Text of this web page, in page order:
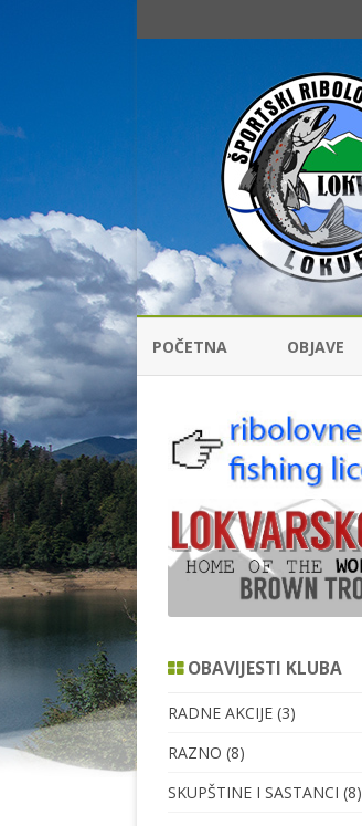
POČETNA OBJAVE
OBAVIJESTI KLUBA
RADNE AKCIJE (3)
RAZNO (8)
SKUPŠTINE I SASTANCI (8)